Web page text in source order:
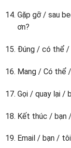
Gặp gỡ / sau
ơn?
Đúng / có thể /
Mang / Có thể
Gọi / quay lại /
Kết thúc / bạn
Email / bạn /